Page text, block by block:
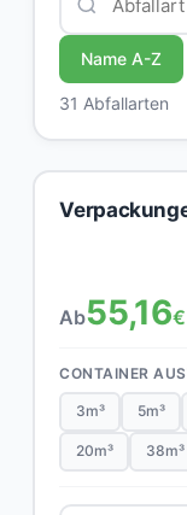
Name A-Z
31 Abfallarten
Ab55,16€
CONTAINER
3m³ 5m³
20m³ 38m³